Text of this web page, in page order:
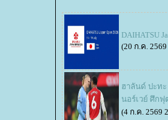
DAIHATSU
(20 ก.ค.
ฮาลันด์ ปะท
นอร์เวย์ ศึกฟุ
(4 ก.ค. 2569